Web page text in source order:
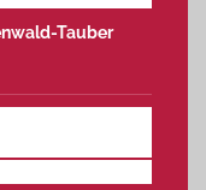
Tauber